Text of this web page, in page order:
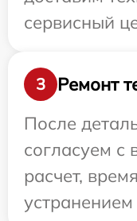
сервисный
3
Ремонт
После
согласуем с
расчет,